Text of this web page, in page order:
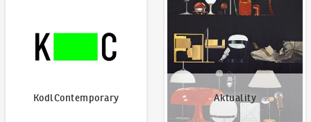
KodlContemporary Aktuality